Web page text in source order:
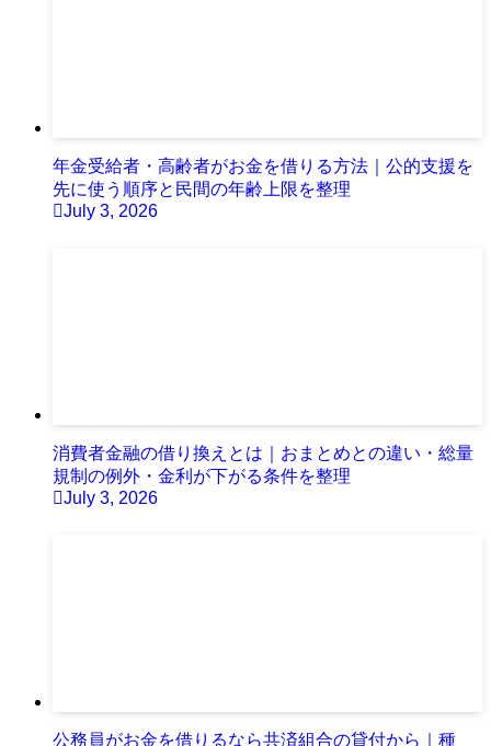
年金受給者・高齢者がお金を借りる方法｜公的支援を
先に使う順序と民間の年齢上限を整理
July 3, 2026
消費者金融の借り換えとは｜おまとめとの違い・総量
規制の例外・金利が下がる条件を整理
July 3, 2026
公務員がお金を借りるなら共済組合の貸付から｜種